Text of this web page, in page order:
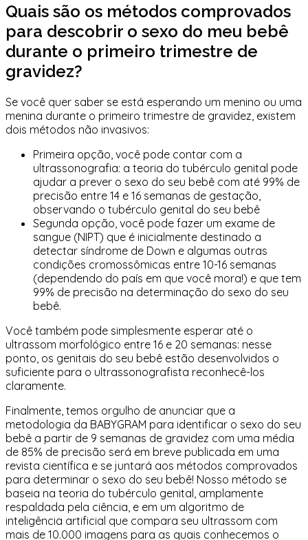
Quais são os métodos comprovados
para descobrir o sexo do meu bebê
durante o primeiro trimestre de
gravidez?
Se você quer saber se está esperando um menino ou uma
menina durante o primeiro trimestre de gravidez, existem
dois métodos não invasivos:
Primeira opção, você pode contar com a
ultrassonografia: a teoria do tubérculo genital pode
ajudar a prever o sexo do seu bebê com até 99% de
precisão entre 14 e 16 semanas de gestação,
observando o tubérculo genital do seu bebê
Segunda opção, você pode fazer um exame de
sangue (NIPT) que é inicialmente destinado a
detectar síndrome de Down e algumas outras
condições cromossômicas entre 10-16 semanas
(dependendo do país em que você mora!) e que tem
99% de precisão na determinação do sexo do seu
bebê.
Você também pode simplesmente esperar até o
ultrassom morfológico entre 16 e 20 semanas: nesse
ponto, os genitais do seu bebê estão desenvolvidos o
suficiente para o ultrassonografista reconhecê-los
claramente.
Finalmente, temos orgulho de anunciar que a
metodologia da BABYGRAM para identificar o sexo do seu
bebê a partir de 9 semanas de gravidez com uma média
de 85% de precisão será em breve publicada em uma
revista científica e se juntará aos métodos comprovados
para determinar o sexo do seu bebê! Nosso método se
baseia na teoria do tubérculo genital, amplamente
respaldada pela ciência, e em um algoritmo de
inteligência artificial que compara seu ultrassom com
mais de 10.000 imagens para as quais conhecemos o